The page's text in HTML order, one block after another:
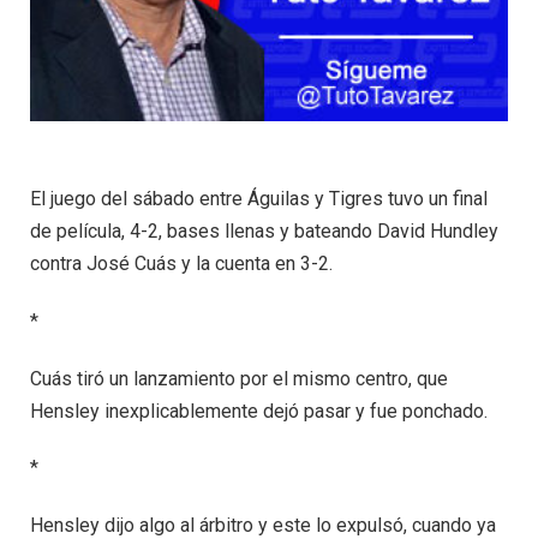
El juego del sábado entre Águilas y Tigres tuvo un final
de película, 4-2, bases llenas y bateando David Hundley
contra José Cuás y la cuenta en 3-2.
*
Cuás tiró un lanzamiento por el mismo centro, que
Hensley inexplicablemente dejó pasar y fue ponchado.
*
Hensley dijo algo al árbitro y este lo expulsó, cuando ya